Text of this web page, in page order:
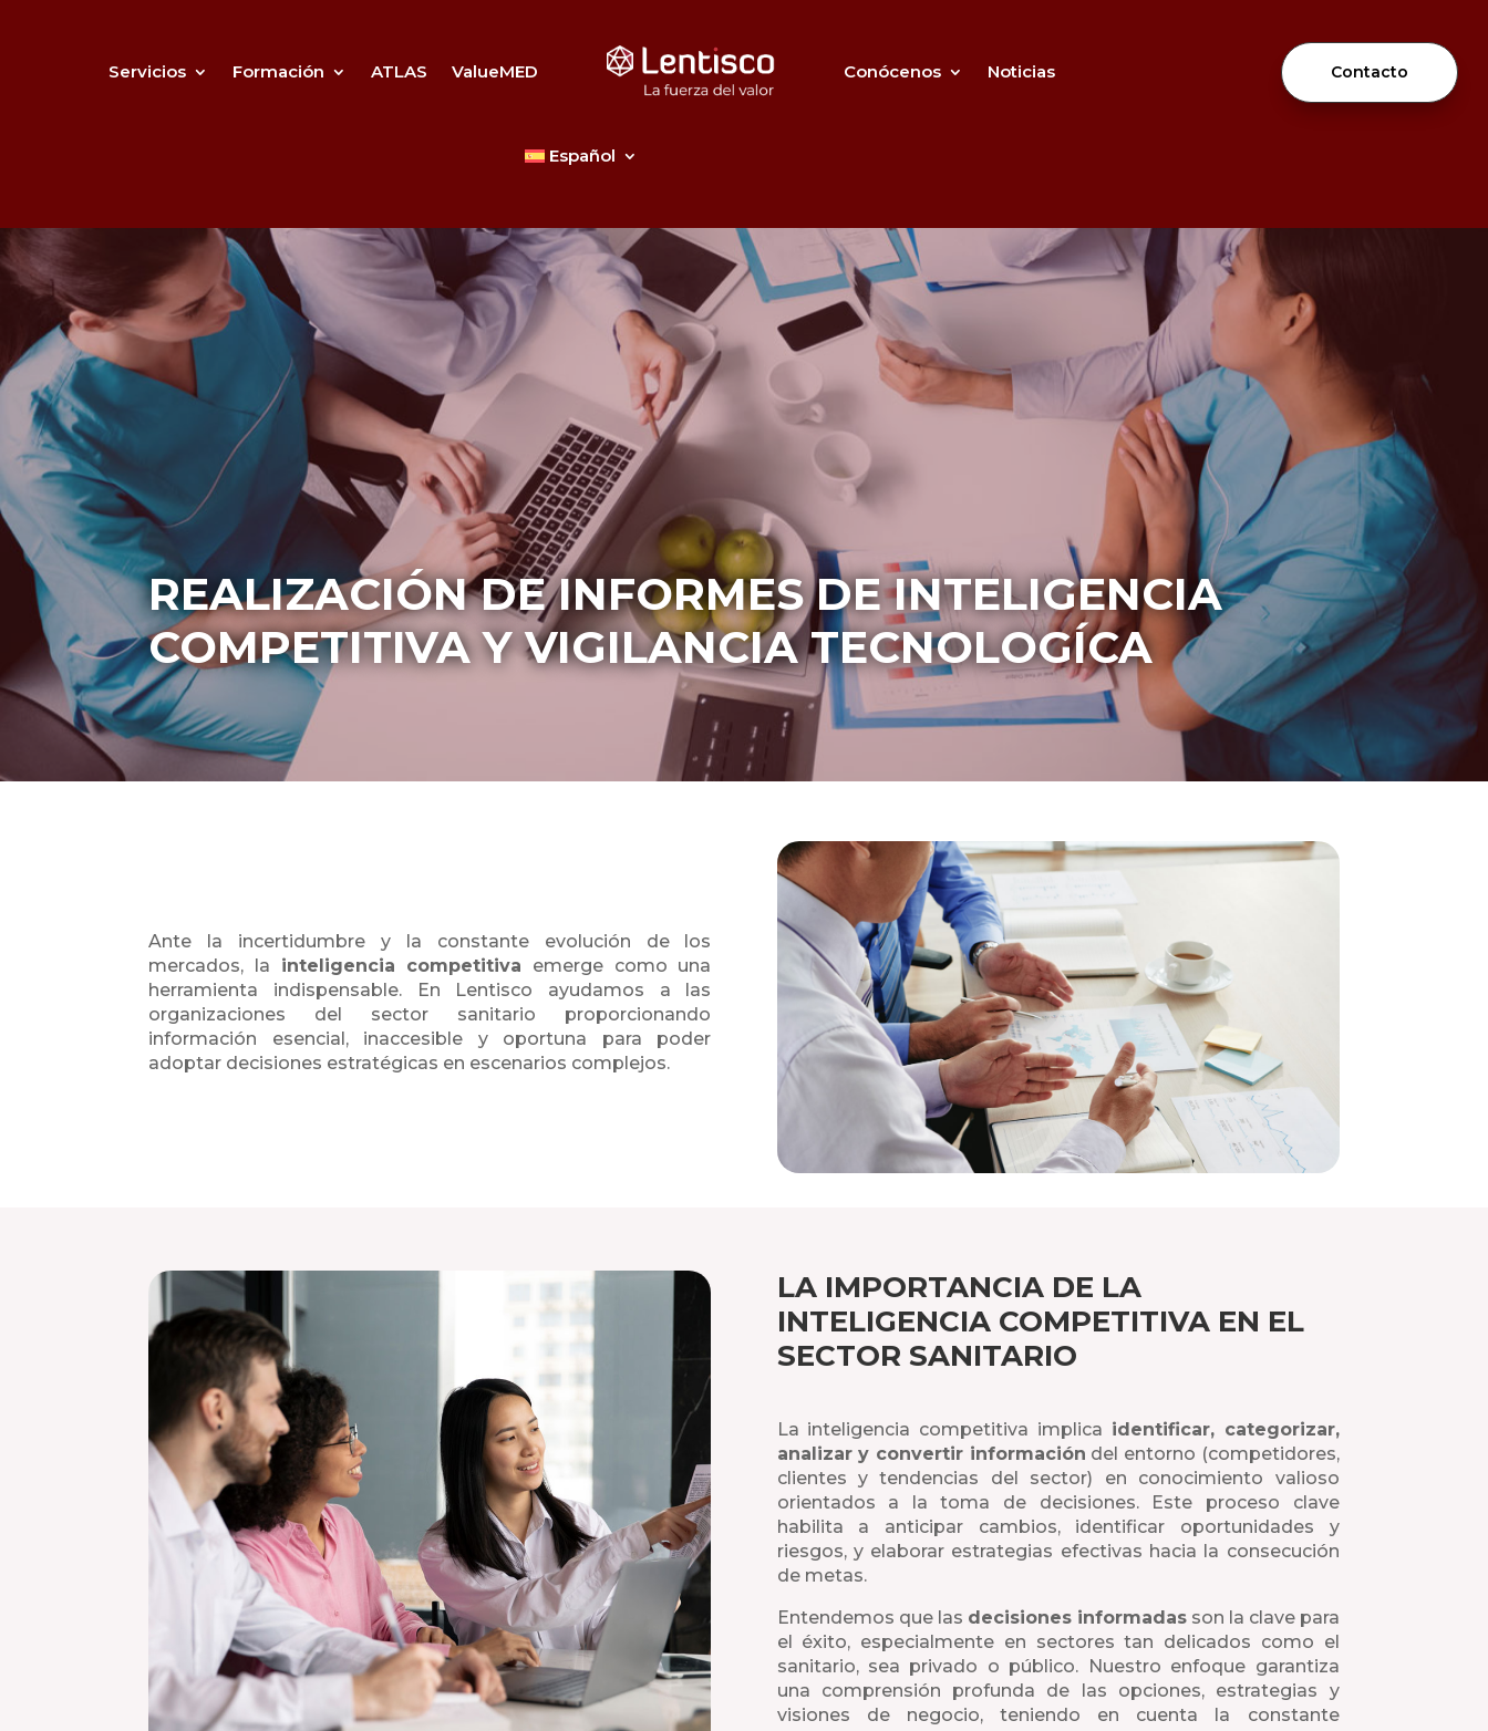
Servicios Formación ATLAS ValueMED Conócenos Noticias
Español
Contacto
REALIZACIÓN DE INFORMES DE INTELIGENCIA
COMPETITIVA Y VIGILANCIA TECNOLOGÍCA
Ante la incertidumbre y la constante evolución de los
mercados, la inteligencia competitiva emerge como una
herramienta indispensable. En Lentisco ayudamos a las
organizaciones del sector sanitario proporcionando
información esencial, inaccesible y oportuna para poder
adoptar decisiones estratégicas en escenarios complejos.
LA IMPORTANCIA DE LA
INTELIGENCIA COMPETITIVA EN EL
SECTOR SANITARIO
La inteligencia competitiva implica identificar, categorizar,
analizar y convertir información del entorno (competidores,
clientes y tendencias del sector) en conocimiento valioso
orientados a la toma de decisiones. Este proceso clave
habilita a anticipar cambios, identificar oportunidades y
riesgos, y elaborar estrategias efectivas hacia la consecución
de metas.
Entendemos que las decisiones informadasson la clave para
el éxito, especialmente en sectores tan delicados como el
sanitario, sea privado o público. Nuestro enfoque garantiza
una comprensión profunda de las opciones, estrategias y
visiones de negocio, teniendo en cuenta la constante